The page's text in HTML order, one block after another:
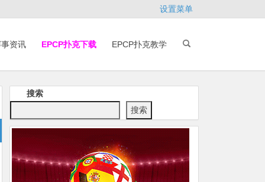
设置菜单
资讯 EPCP扑克下载 EPCP扑克教学
搜索
搜索